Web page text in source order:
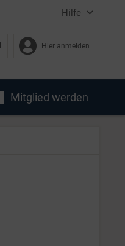
Hilfe
Hier anmelden
Mitglied werden